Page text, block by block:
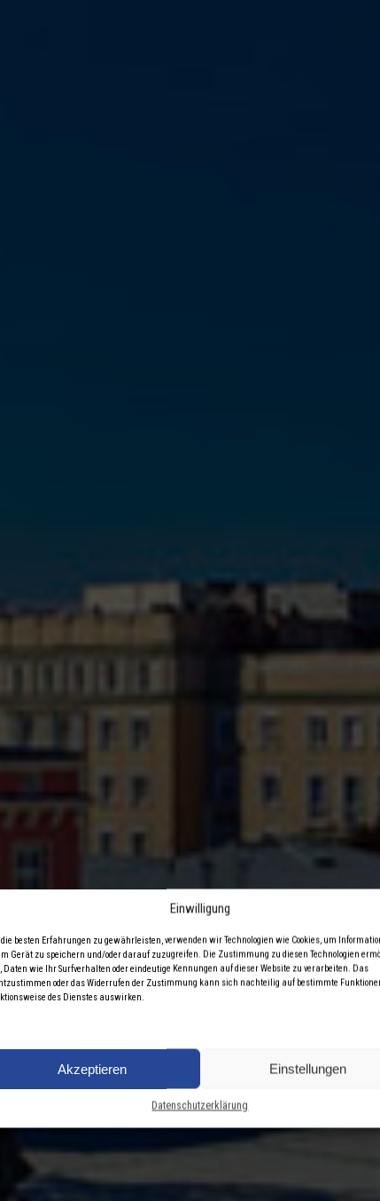
Einwilligung
besten Erfahrungen zu gewährleisten, verwenden wir Technologien wie Cookies, um
Gerät zu speichern und/oder darauf zuzugreifen. Die Zustimmung zu diesen Technologien
Daten wie Ihr Surfverhalten oder eindeutige Kennungen auf dieser Website zu verarbeiten. Das
oder das Widerrufen der Zustimmung kann sich nachteilig auf bestimmte
des Dienstes auswirken.
Akzeptieren Einstellungen
Datenschutzerklärung